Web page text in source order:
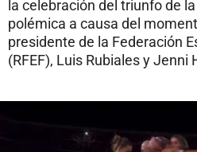
la celebración del triunfo de
polémica a causa del
presidente de la Federación
(RFEF), Luis Rubiales y Jenni